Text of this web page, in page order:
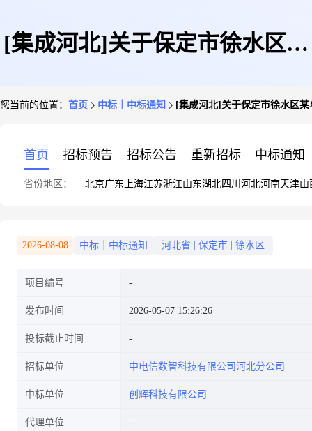
[集成河北]关于保定市徐水区某
您当前的位置： 首页 中标｜中标通知 [集成河北]关于保定市徐水区
首页 招标预告 招标公告 重新招标 中标通知
省份地区： 北京广东 上海江苏浙江山东湖北四川 河北河南天津山
2026-08-08 中标｜中标通知 河北省 保定市 徐水区
项目编号
发布时间 2026-05-07 15:26:26
投标截止时间
招标单位 中电信数智科技有限公司河北分公司
中标单位 创辉科技有限公司
代理单位